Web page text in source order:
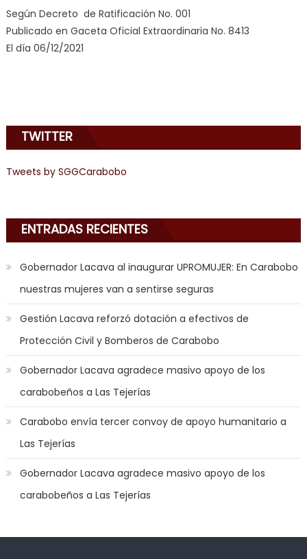
de
pono
doido ,
about
joys
of
i
am
the
mood
to
play
jerk
off
game
with
you
nana
nakamura
gets
Según Decreto de Ratificación No. 001
Publicado en Gaceta Oficial Extraordinaria No. 8413
El día 06/12/2021
TWITTER
Tweets by SGGCarabobo
ENTRADAS RECIENTES
Gobernador Lacava al inaugurar UPROMUJER: En Carabobo
nuestras mujeres van a sentirse seguras
Gestión Lacava reforzó dotación a efectivos de
Protección Civil y Bomberos de Carabobo
Gobernador Lacava agradece masivo apoyo de los
carabobeños a Las Tejerías
Carabobo envía tercer convoy de apoyo humanitario a
Las Tejerías
Gobernador Lacava agradece masivo apoyo de los
carabobeños a Las Tejerías